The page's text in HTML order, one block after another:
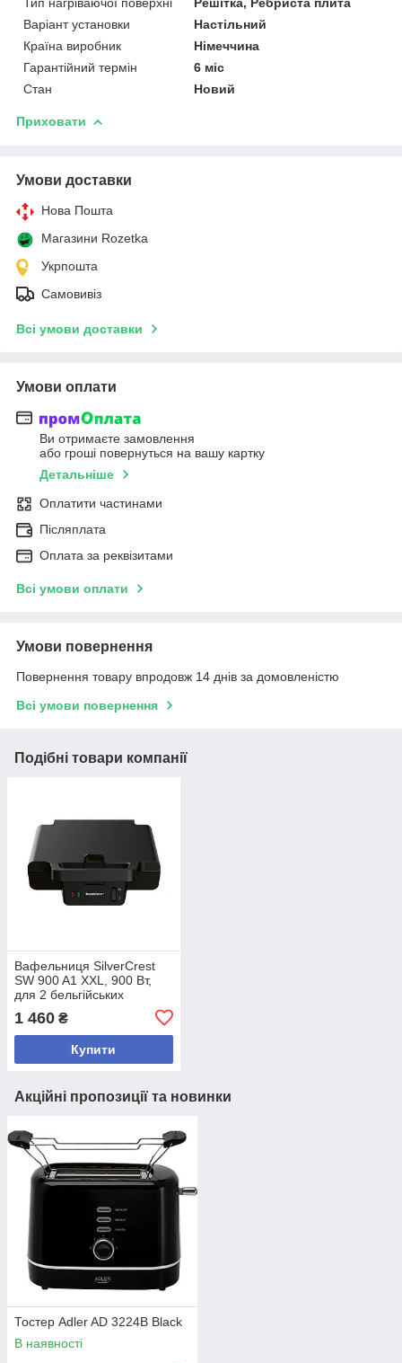
Варіант установки
Настільний
Країна виробник
Німеччина
Гарантійний термін
6 міс
Стан
Новий
Приховати
Умови доставки
Нова Пошта
Магазини Rozetka
Укрпошта
Самовивіз
Всі умови доставки
Умови оплати
Ви отримаєте замовлення
або гроші повернуться на вашу картку
Детальніше
Оплатити частинами
Післяплата
Оплата за реквізитами
Всі умови оплати
Умови повернення
Повернення товару впродовж 14 днів за домовленістю
Всі умови повернення
Подібні товари компанії
Вафельниця SilverCrest
SW 900 A1 XXL, 900 Вт,
для 2 бельгійських
покриття ILAG® Select SP-
300, без BPA
1 460 ₴
Купити
Акційні пропозиції та новинки
Тостер Adler AD 3224B Black
В наявності